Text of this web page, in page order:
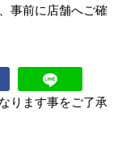
事前に店舗へご確
ります事をご了承